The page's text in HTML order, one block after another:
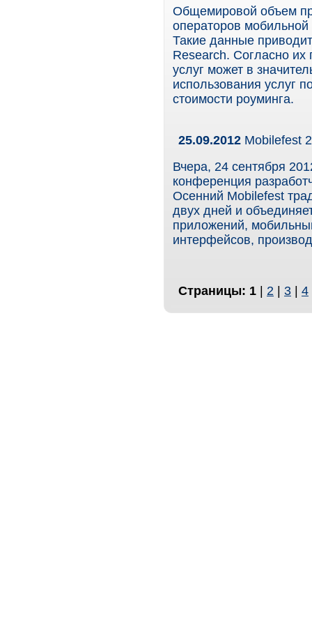
Общемировой объем
операторов
Такие данные
Research. Согласно их
услуг может в
использования услуг
стоимости роуминга.
25.09.2012 Mobilefest
Вчера, 24 сентября
конференция
Осенний Mobilefest
двух дней и
приложений,
интерфейсов,
Страницы: 1 | 2 | 3 | 4